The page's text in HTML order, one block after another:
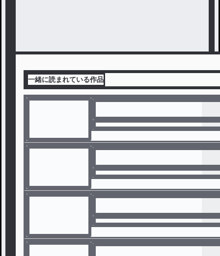
一緒に読まれている作品